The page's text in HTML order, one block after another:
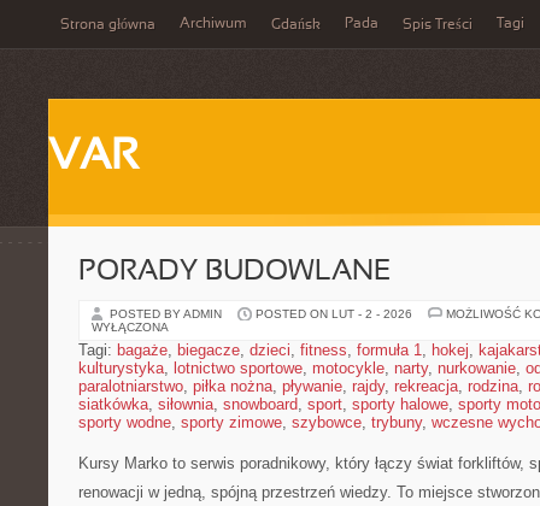
Strona główna Archiwum Gdańsk Pada Spis Treści Tagi
VAR
PORADY BUDOWLANE
POSTED BY ADMIN POSTED ON LUT - 2 - 2026
MOŻLIWOŚĆ
WYŁĄCZONA
Tagi: bagaże, biegacze, dzieci, fitness, formuła 1, hokej,
kulturystyka, lotnictwo sportowe, motocykle, narty, nurkowanie,
paralotniarstwo, piłka nożna, pływanie, rajdy, rekreacja, rodzina,
siatkówka, siłownia, snowboard, sport, sporty halowe, sporty
sporty wodne, sporty zimowe, szybowce, trybuny, wczesne
Kursy Marko to serwis poradnikowy, który łączy świat forkliftów,
renowacji w jedną, spójną przestrzeń wiedzy. To miejsce